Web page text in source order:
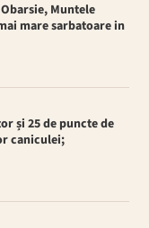
Muntele
mare sarbatoare in
și 25 de puncte de
caniculei;